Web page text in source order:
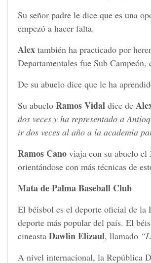
Su señor padre le dice que es una
empezó a hacer falta.
Alex también ha practicado por
Departamentales fue Sub
De su abuelo dice que le ha
Su abuelo Ramos Vidal dice de
dos veces y ha representado a
ir dos veces al año a la academia
Ramos Cano viaja con su abuelo el
orientándose con más técnicas de
Mata de Palma Baseball Club
El béisbol es el deporte oficial de
deporte más popular del país. El
cineasta Dawlin Elizaul, llamado
A nivel internacional, la República